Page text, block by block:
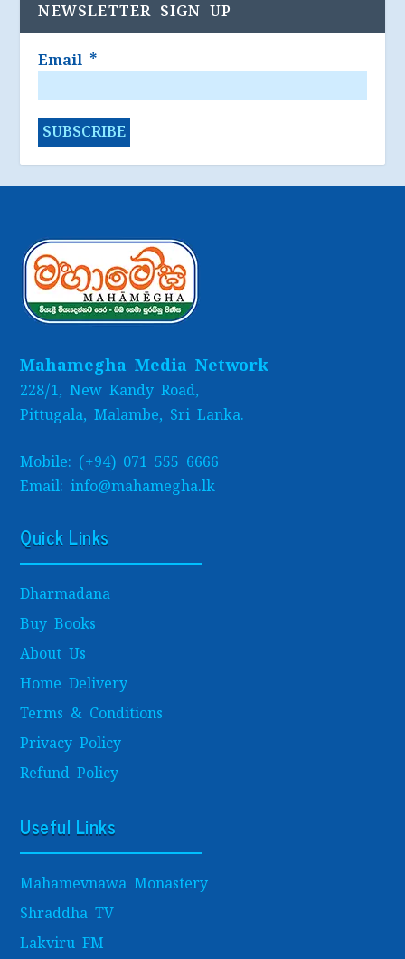
NEWSLETTER SIGN UP
Email *
Mahamegha Media Network
228/1, New Kandy Road,
Pittugala, Malambe, Sri Lanka.
Mobile: (+94) 071 555 6666
Email: info@mahamegha.lk
Quick Links
Dharmadana
Buy Books
About Us
Home Delivery
Terms & Conditions
Privacy Policy
Refund Policy
Useful Links
Mahamevnawa Monastery
Shraddha TV
Lakviru FM